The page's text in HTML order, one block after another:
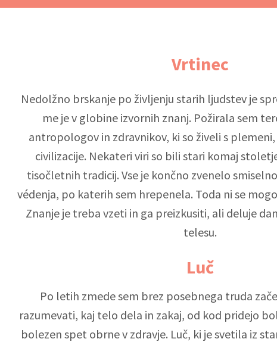
Vrtinec
Nedolžno brskanje po življenju starih ljudstev je
me je v globine izvornih znanj. Požirala sem
antropologov in zdravnikov, ki so živeli s
civilizacije. Nekateri viri so bili stari komaj
tisočletnih tradicij. Vse je končno zvenelo
védenja, po katerih sem hrepenela. Toda ni se
Znanje je treba vzeti in ga preizkusiti, ali deluje
telesu.
Luč
Po letih zmede sem brez posebnega truda
razumevati, kaj telo dela in zakaj, od kod pridejo
bolezen spet obrne v zdravje. Luč, ki je svetila iz